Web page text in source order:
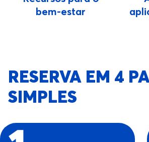
bem-estar
RESERVA EM 4
SIMPLES